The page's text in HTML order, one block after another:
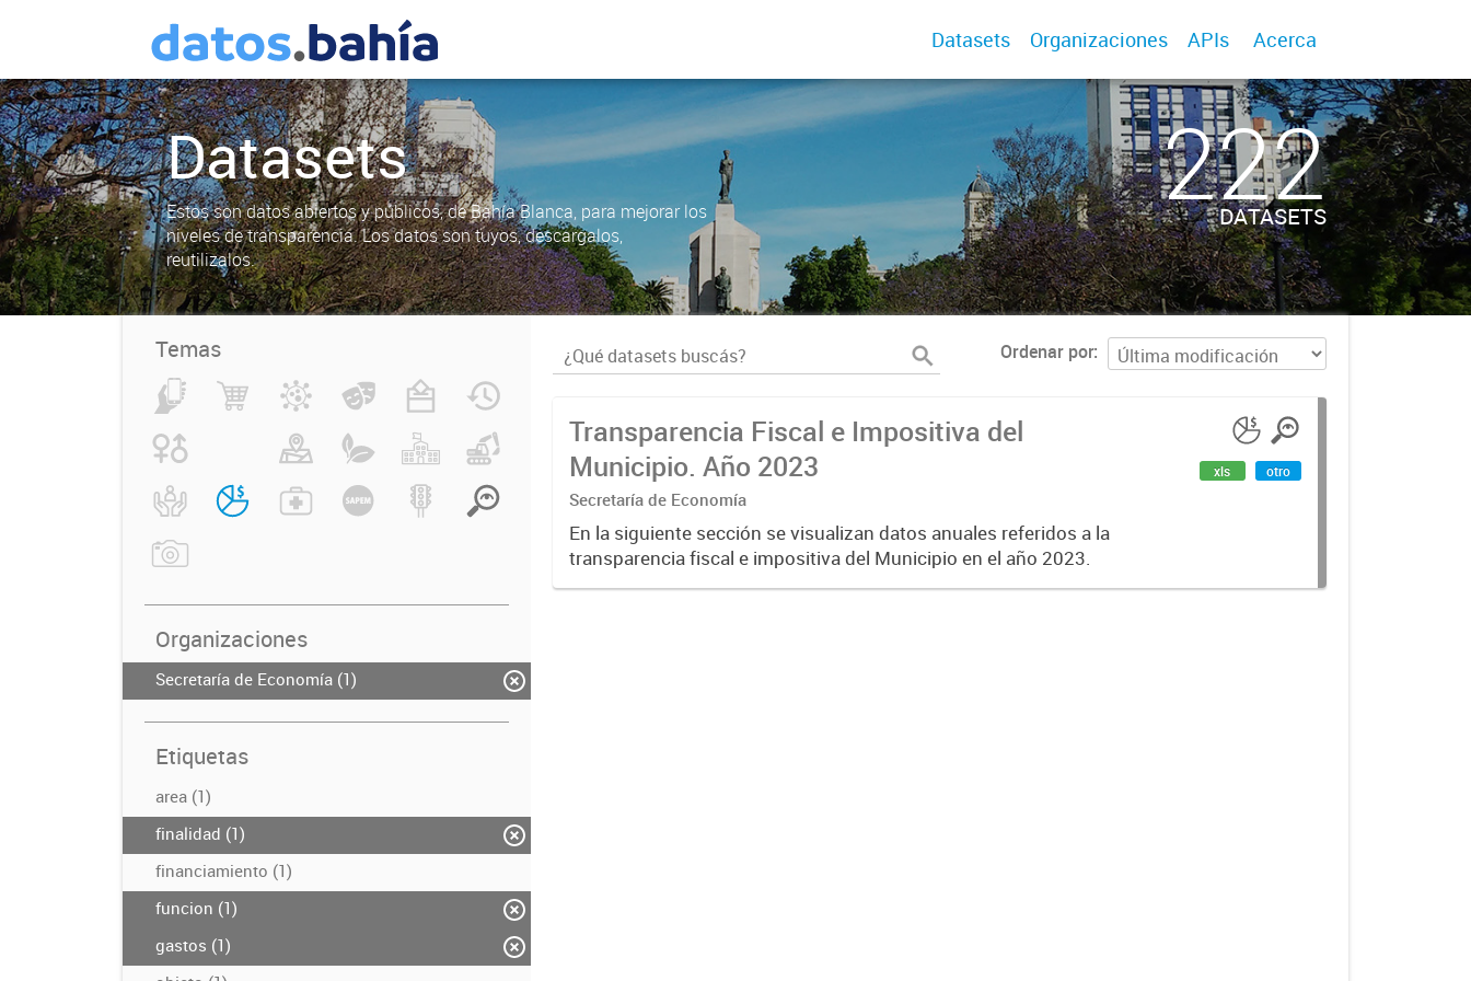
Datasets Organizaciones APIs Acerca
Datasets
Estos son datos abiertos y públicos, de Bahía Blanca, para mejorar los
niveles de transparencia. Los datos son tuyos, descargalos,
reutilizalos.
222
DATASETS
Temas
Organizaciones
Secretaría de Economía (1)
Etiquetas
area (1)
finalidad (1)
financiamiento (1)
funcion (1)
gastos (1)
Ordenar por
Transparencia Fiscal e Impositiva del
Municipio. Año 2023
Secretaría de Economía
En la siguiente sección se visualizan datos anuales referidos a la
transparencia fiscal e impositiva del Municipio en el año 2023.
xls otro